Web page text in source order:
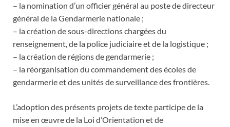
– la nomination d’un officier général au poste de directeur
général de la Gendarmerie nationale ;
– la création de sous-directions chargées du
renseignement, de la police judiciaire et de la logistique ;
– la création de régions de gendarmerie ;
– la réorganisation du commandement des écoles de
gendarmerie et des unités de surveillance des frontières.
L’adoption des présents projets de texte participe de la
mise en œuvre de la Loi d’Orientation et de